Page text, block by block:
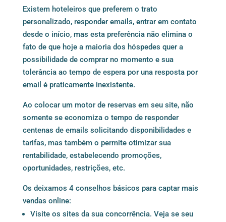
Existem hoteleiros que preferem o trato
personalizado, responder emails, entrar em contato
desde o início, mas esta preferência não elimina o
fato de que hoje a maioria dos hóspedes quer a
possibilidade de comprar no momento e sua
tolerância ao tempo de espera por una resposta por
email é praticamente inexistente.
Ao colocar um motor de reservas em seu site, não
somente se economiza o tempo de responder
centenas de emails solicitando disponibilidades e
tarifas, mas também o permite otimizar sua
rentabilidade, estabelecendo promoções,
oportunidades, restrições, etc.
Os deixamos 4 conselhos básicos para captar mais
vendas online:
Visite os sites da sua concorrência. Veja se seu